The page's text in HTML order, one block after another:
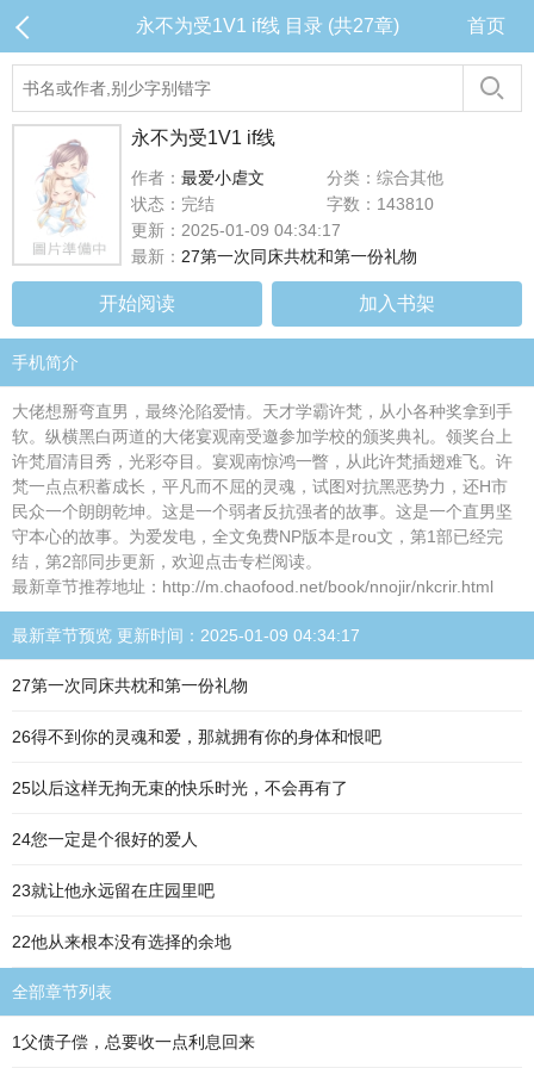
永不为受1V1 if线 目录 (共27章) 首页
永不为受1V1 if线
作者： 最爱小虐文
分类：综合其他
状态：完结
字数：143810
更新：2025-01-09 04:34:17
最新： 27第一次同床共枕和第一份礼物
开始阅读 加入书架
手机简介
大佬想掰弯直男，最终沦陷爱情。天才学霸许梵，从小各种奖拿到手
软。纵横黑白两道的大佬宴观南受邀参加学校的颁奖典礼。领奖台上
许梵眉清目秀，光彩夺目。宴观南惊鸿一瞥，从此许梵插翅难飞。许
梵一点点积蓄成长，平凡而不屈的灵魂，试图对抗黑恶势力，还H市
民众一个朗朗乾坤。这是一个弱者反抗强者的故事。这是一个直男坚
守本心的故事。为爱发电，全文免费NP版本是rou文，第1部已经完
结，第2部同步更新，欢迎点击专栏阅读。
最新章节推荐地址：http://m.chaofood.net/book/nnojir/nkcrir.html
最新章节预览 更新时间：2025-01-09 04:34:17
27第一次同床共枕和第一份礼物
26得不到你的灵魂和爱，那就拥有你的身体和恨吧
25以后这样无拘无束的快乐时光，不会再有了
24您一定是个很好的爱人
23就让他永远留在庄园里吧
22他从来根本没有选择的余地
全部章节列表
1父债子偿，总要收一点利息回来